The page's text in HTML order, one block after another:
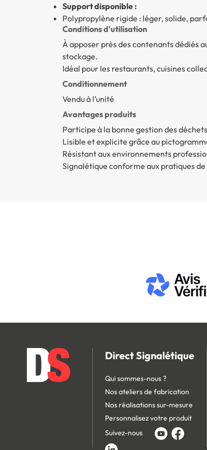
Support disponible :
Polypropylène rigide : léger, solide,
Conditions d'utilisation
À apposer près des contenants dédiés
stockage.
Idéal pour les restaurants, cuisines
Conditionnement
Vendu à l’unité
Avantages produits
Participe à la bonne gestion des déchets
Lisible et explicite grâce au
Résistant aux environnements
Signalétique conforme aux pratiques
Direct Signalétique
Qui sommes-nous ?
Nos ateliers de fabrication
Nos réalisations sur-mesure
Personnalisez votre produit
Suivez-nous